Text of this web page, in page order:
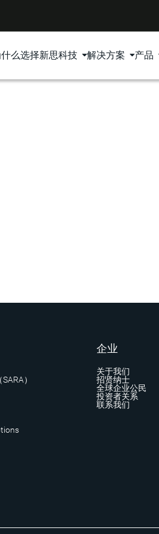
么选择新思科技 解决方案 产品
）
企业
关于我们
招贤纳士
全球企业公民
投资者关系
联系我们